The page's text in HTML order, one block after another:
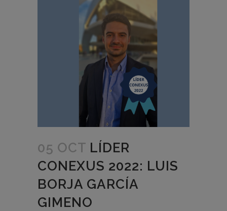
05 OCT LÍDER
CONEXUS 2022: LUIS
BORJA GARCÍA
GIMENO